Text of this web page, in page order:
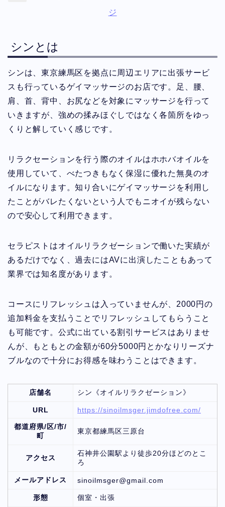
ジ
シンとは
シンは、東京練馬区を拠点に周辺エリアに出張サービ
スも行っているゲイマッサージのお店です。足、腰、
肩、首、背中、お尻などを対象にマッサージを行って
いきますが、強めの揉みほぐしではなく各箇所をゆっ
くりと解していく感じです。
リラクセーションを行う際のオイルはホホバオイルを
使用していて、べたつきもなく保湿に優れた無臭のオ
イルになります。知り合いにゲイマッサージを利用し
たことがバレたくないという人でもニオイが残らない
ので安心して利用できます。
セラピストはオイルリラクゼーションで働いた実績が
あるだけでなく、過去にはAVに出演したこともあって
業界では知名度があります。
コースにリフレッシュは入っていませんが、2000円の
追加料金を支払うことでリフレッシュしてもらうこと
も可能です。公式に出ている割引サービスはありませ
んが、もともとの金額が60分5000円とかなりリーズナ
ブルなので十分にお得感を味わうことはできます。
店舗名 シン《オイルリラクゼーション》
URL https://sinoilmsger.jimdofree.com/
都道府県/区/市/
町
東京都練馬区三原台
アクセス
石神井公園駅より徒歩20分ほどのとこ
ろ
メールアドレス sinoilmsger@gmail.com
形態 個室・出張